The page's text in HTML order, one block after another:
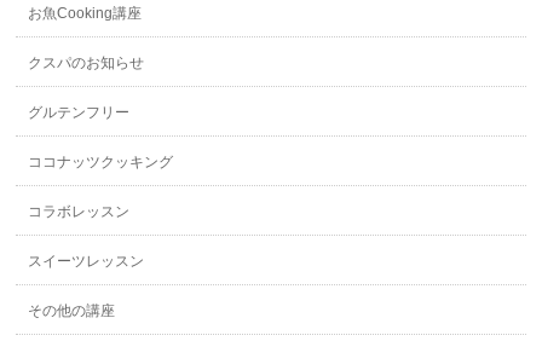
お魚Cooking講座
クスパのお知らせ
グルテンフリー
ココナッツクッキング
コラボレッスン
スイーツレッスン
その他の講座